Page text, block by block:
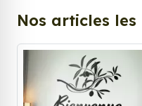
Nos articles les